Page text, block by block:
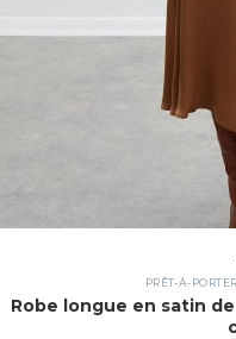
PRÊT-À-
Robe longue en satin